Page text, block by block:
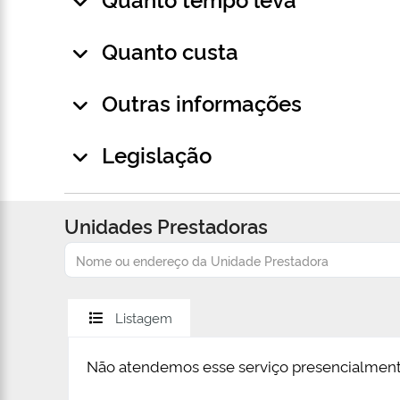
Quanto custa
Outras informações
Legislação
Unidades Prestadoras
Listagem
Não atendemos esse serviço